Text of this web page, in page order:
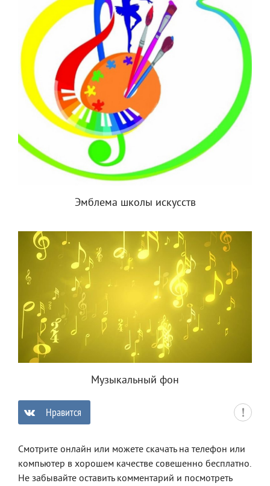
Эмблема школы искусств
Музыкальный фон
Нравится
Смотрите онлайн или можете скачать на телефон или
компьютер в хорошем качестве совешенно бесплатно.
Не забывайте оставить комментарий и посмотреть